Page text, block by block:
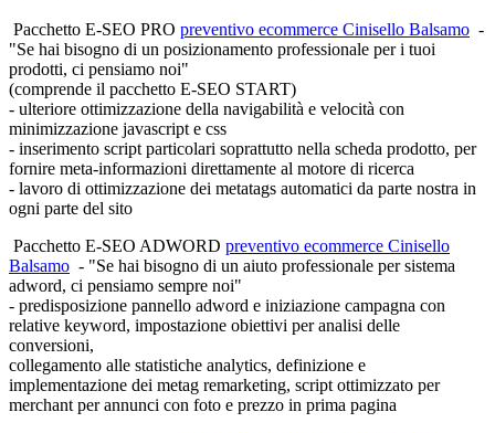
Pacchetto E-SEO PRO preventivo ecommerce Cinisello Balsamo -
"Se hai bisogno di un posizionamento professionale per i tuoi
prodotti, ci pensiamo noi"
(comprende il pacchetto E-SEO START)
- ulteriore ottimizzazione della navigabilità e velocità con
minimizzazione javascript e css
- inserimento script particolari soprattutto nella scheda prodotto, per
fornire meta-informazioni direttamente al motore di ricerca
- lavoro di ottimizzazione dei metatags automatici da parte nostra in
ogni parte del sito
Pacchetto E-SEO ADWORD preventivo ecommerce Cinisello
Balsamo - "Se hai bisogno di un aiuto professionale per sistema
adword, ci pensiamo sempre noi"
- predisposizione pannello adword e iniziazione campagna con
relative keyword, impostazione obiettivi per analisi delle
conversioni,
collegamento alle statistiche analytics, definizione e
implementazione dei metag remarketing, script ottimizzato per
merchant per annunci con foto e prezzo in prima pagina